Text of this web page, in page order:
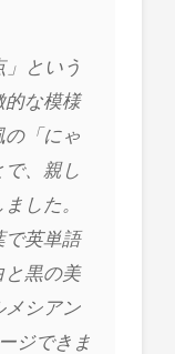
という
的な模様
の「にゃ
、親し
した。
で英単語
と黒の美
メシアン
ジできま